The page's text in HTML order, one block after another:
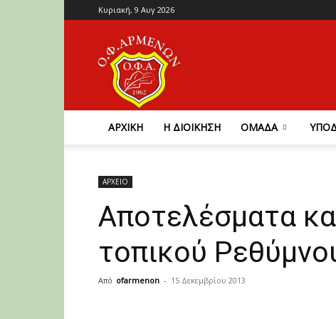
Κυριακή, 9 Αυγ 2026
ΑΡΧΙΚΗ Η ΔΙΟΙΚΗΣΗ ΟΜΑΔΑ
ΑΡΧΕΙΟ
Αποτελέσματα
τοπικού
Από ofarmenon - 15 Δεκεμβρίου 2013